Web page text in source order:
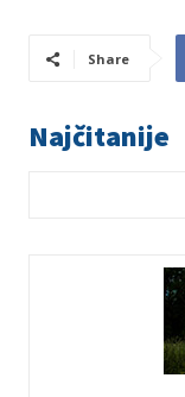
Share
Najčitanije